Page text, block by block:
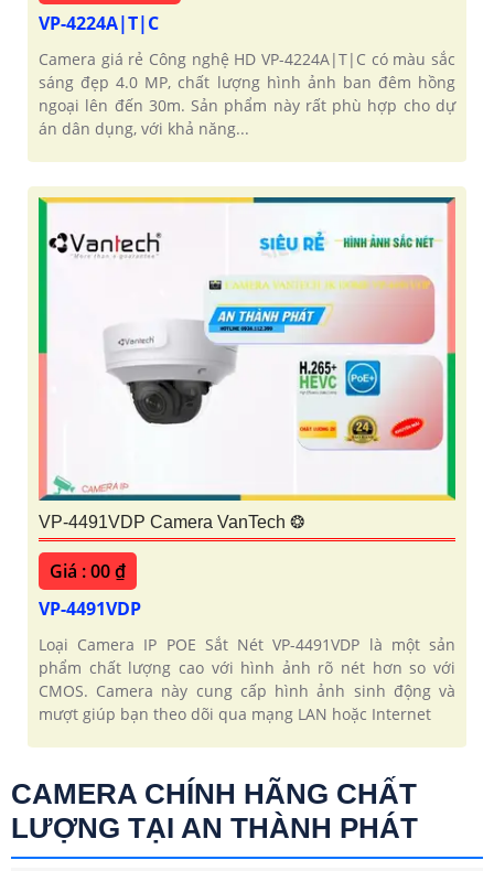
VP-4224A|T|C
Camera giá rẻ Công nghệ HD VP-4224A|T|C có màu sắc
sáng đẹp 4.0 MP, chất lượng hình ảnh ban đêm hồng
ngoại lên đến 30m. Sản phẩm này rất phù hợp cho dự
án dân dụng, với khả năng...
VP-4491VDP Camera VanTech ❂
Giá : 00 ₫
VP-4491VDP
Loại Camera IP POE Sắt Nét VP-4491VDP là một sản
phẩm chất lượng cao với hình ảnh rõ nét hơn so với
CMOS. Camera này cung cấp hình ảnh sinh động và
mượt giúp bạn theo dõi qua mạng LAN hoặc Internet
CAMERA CHÍNH HÃNG CHẤT
LƯỢNG TẠI AN THÀNH PHÁT